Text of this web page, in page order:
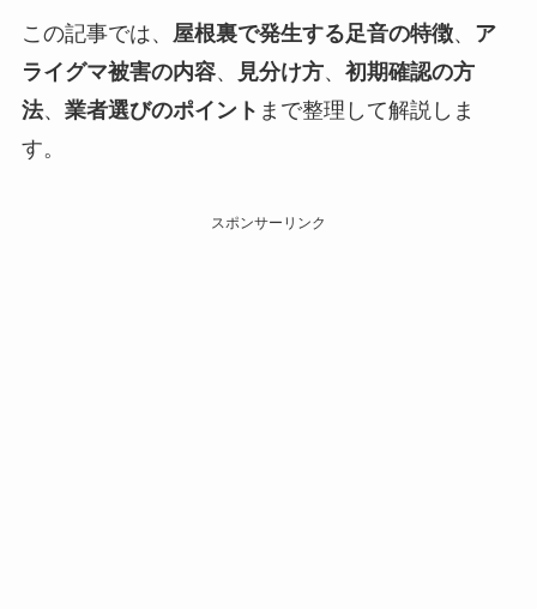
この記事では、 屋根裏で発生する足音の特徴、 ア
ライグマ被害の内容、 見分け方、 初期確認の方
法、 業者選びのポイント まで整理して解説しま
す。
スポンサーリンク